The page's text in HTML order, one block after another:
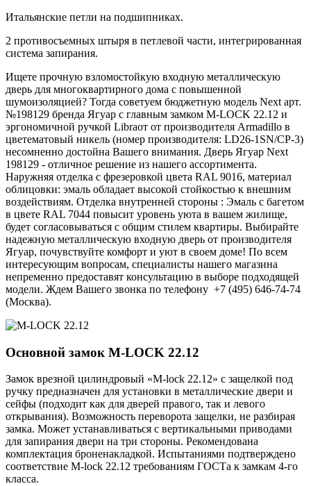
Итальянские петли на подшипниках.
2 противосъемных штыря в петлевой части, интегрированная
система запирания.
Ищете прочную взломостойкую входную металлическую
дверь для многоквартирного дома с повышенной
шумоизоляцией? Тогда советуем бюджетную модель Next арт.
№198129 бренда Ягуар с главным замком M-LOCK 22.12 и
эргономичной ручкой Libraот от производителя Armadillo в
цветематовый никель (номер производителя: LD26-1SN/CP-3)
несомненно достойна Вашего внимания. Дверь Ягуар Next
198129 - отличное решение из нашего ассортимента.
Наружняя отделка с фрезеровкой цвета RAL 9016, материал
облицовки: эмаль обладает высокой стойкостью к внешним
воздействиям. Отделка внутренней стороны : Эмаль с багетом
в цвете RAL 7044 повысит уровень уюта в вашем жилище,
будет согласовываться с общим стилем квартиры. Выбирайте
надежную металлическую входную дверь от производителя
Ягуар, почувствуйте комфорт и уют в своем доме! По всем
интересующим вопросам, специалисты нашего магазина
непременно предоставят консультацию в выборе подходящей
модели. Ждем Вашего звонка по телефону +7 (495) 646-74-74
(Москва).
Основной замок M-LOCK 22.12
Замок врезной цилиндровый «M-lock 22.12» с защелкой под
ручку предназначен для установки в металлические двери и
сейфы (подходит как для дверей правого, так и левого
открывания). Возможность переворота защелки, не разбирая
замка. Может устанавливаться с вертикальными приводами
для запирания двери на три стороны. Рекомендована
комплектация броненакладкой. Испытаниями подтверждено
соответствие M-lock 22.12 требованиям ГОСТа к замкам 4-го
класса.